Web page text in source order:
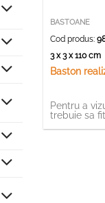
BASTOANE
Cod produs:
3 x 3 x 110 cm
Baston
Pentru a
trebuie sa